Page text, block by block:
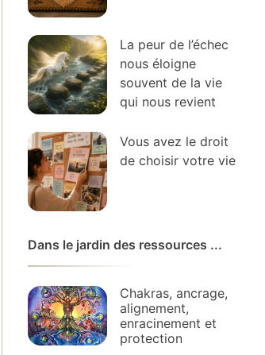
La peur de l’échec
nous éloigne
souvent de la vie
qui nous revient
Vous avez le droit
de choisir votre vie
Dans le jardin des ressources ...
Chakras, ancrage,
alignement,
enracinement et
protection